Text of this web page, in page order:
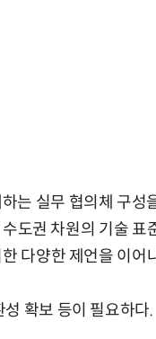
는 실무 협의체 구성
도권 차원의 기술 표
다양한 제언을 이어
확보 등이 필요하다.